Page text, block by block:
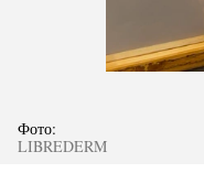
Фото:
LIBREDERM